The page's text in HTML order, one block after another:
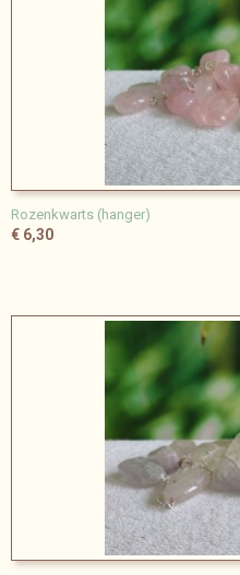
Rozenkwarts (hanger)
€ 6,30